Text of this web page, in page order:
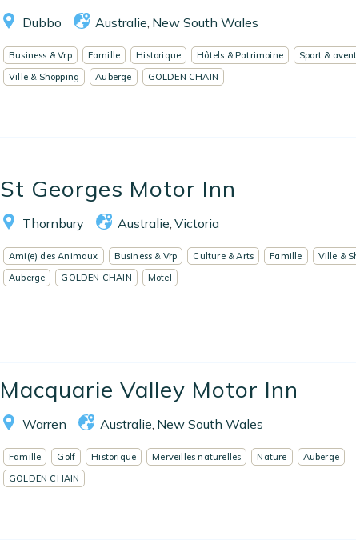
EN FR ES
Dubbo Australie New South Wales
Business & Vrp Famille Historique Hôtels & Patrimoine
Sport &
Ville & Shopping
Auberge GOLDEN CHAIN
St Georges Motor Inn
Thornbury Australie, Victoria
Ami(e) des Animaux Business & Vrp Culture & Arts Famille
Ville &
Auberge
GOLDEN CHAIN Motel
Macquarie Valley Motor Inn
Warren Australie, New South Wales
Famille Golf Historique Merveilles naturelles Nature
Auberge
GOLDEN CHAIN